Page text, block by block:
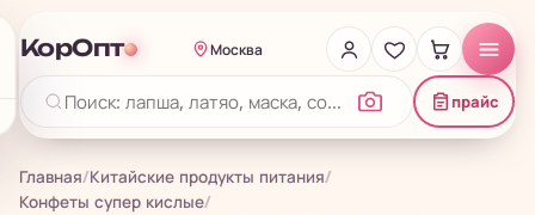
КорОпт Москва
прайс
Главная/Китайские продукты питания/
Конфеты супер кислые/